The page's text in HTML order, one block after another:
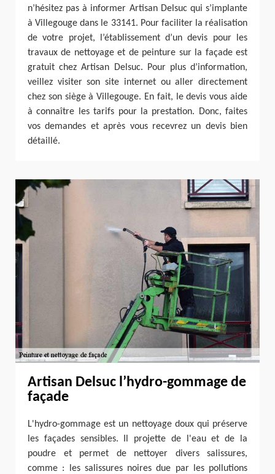
n’hésitez pas à informer Artisan Delsuc qui s’implante
à Villegouge dans le 33141. Pour faciliter la réalisation
de votre projet, l’établissement d’un devis pour les
travaux de nettoyage et de peinture sur la façade est
gratuit chez Artisan Delsuc. Pour plus d’information,
veillez visiter son site internet ou aller directement
chez son siège à Villegouge. En fait, le devis vous aide
à connaître les tarifs pour la prestation. Donc, faites
vos demandes et après vous recevrez un devis bien
détaillé.
Artisan Delsuc l’hydro-gommage de
façade
L'hydro-gommage est un nettoyage doux qui préserve
les façades sensibles. Il projette de l'eau et de la
poudre et permet de nettoyer divers salissures,
comme : les salissures noires due par les pollutions